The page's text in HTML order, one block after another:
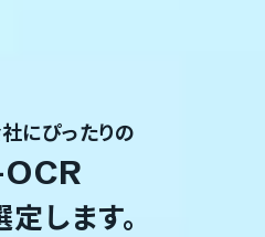
にぴったりの
します。